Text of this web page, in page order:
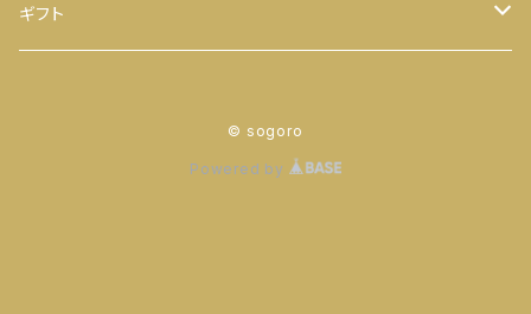
ほうじ茶
八千代 八福神のり
ギフト
© sogoro
Powered by